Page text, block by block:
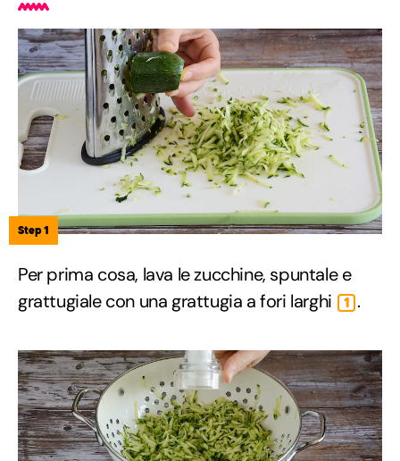
Step 1
Per prima cosa, lava le zucchine, spuntale e
grattugiale con una grattugia a fori larghi
1 .